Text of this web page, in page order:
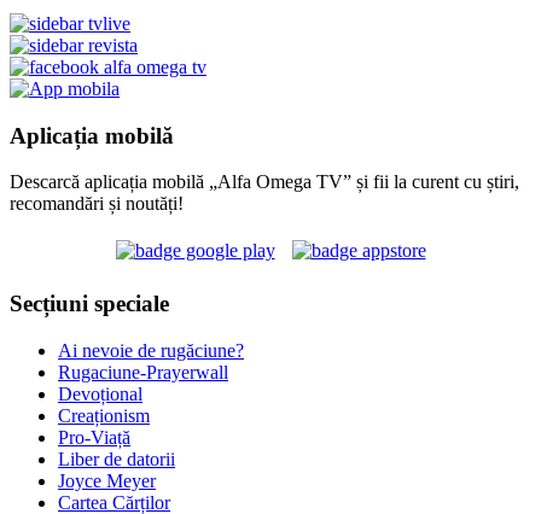
Aplicația mobilă
Descarcă aplicația mobilă „Alfa Omega TV” și fii la curent cu știri,
recomandări și noutăți!
Secțiuni speciale
Ai nevoie de rugăciune?
Rugaciune-Prayerwall
Devoțional
Creaționism
Pro-Viață
Liber de datorii
Joyce Meyer
Cartea Cărților